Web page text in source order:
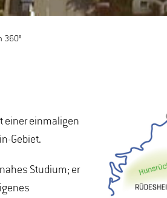
360°
einer einmaligen
Gebiet.
Studium; er